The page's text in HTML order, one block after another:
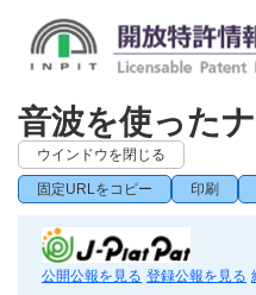
音波を使った
ウインドウを閉じる
固定URLをコピー 印刷
公開公報を見る 登録公報を見る